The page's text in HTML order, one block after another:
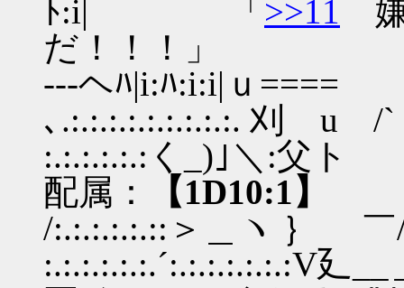
ﾄ:i| 「 >>11
だ！！！」
---ヘﾊ|i:ﾊ:i:i|ｕ
､.:.:.:.:.:.:.:.:.:. 刈
:.:.:.:.:.:く_)｣＼:
配属：
【1D10:1】
/:.:.:.:.:.::＞＿ヽ ｝ ￣
:.:.:.:.:.:.´:.:.:.:.:.:.:V廴